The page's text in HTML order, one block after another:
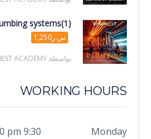
systems(1)
س.ر1,250
بواسطة ENGINEST ACADEMY
WORKING HOURS
Monday
9:30 am - 6.00 pm